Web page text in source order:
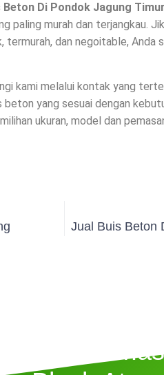
Beton Di Pondok Jagung Timur
paling murah dan terjangkau.
dan negoitable, Anda
kami melalui kontak yang
yang sesuai dengan
ukuran, model dan
Jual Buis Beton
Jasa